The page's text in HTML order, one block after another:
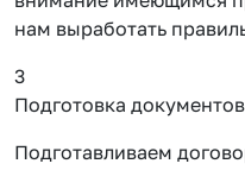
нам выработать
3
Подготовка документов
Подготавливаем